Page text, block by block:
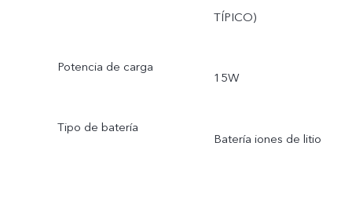
TÍPICO)
Potencia de carga
15W
Tipo de batería
Batería iones de litio